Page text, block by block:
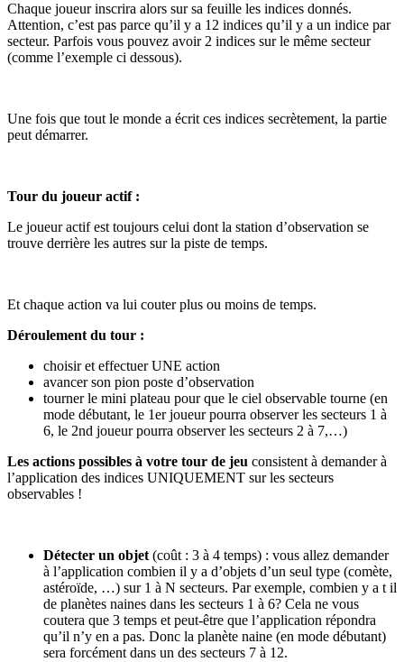
Chaque joueur inscrira alors sur sa feuille les indices donnés.
Attention, c’est pas parce qu’il y a 12 indices qu’il y a un indice par
secteur. Parfois vous pouvez avoir 2 indices sur le même secteur
(comme l’exemple ci dessous).
Une fois que tout le monde a écrit ces indices secrètement, la partie
peut démarrer.
Tour du joueur actif :
Le joueur actif est toujours celui dont la station d’observation se
trouve derrière les autres sur la piste de temps.
Et chaque action va lui couter plus ou moins de temps.
Déroulement du tour :
choisir et effectuer UNE action
avancer son pion poste d’observation
tourner le mini plateau pour que le ciel observable tourne (en
mode débutant, le 1er joueur pourra observer les secteurs 1 à
6, le 2nd joueur pourra observer les secteurs 2 à 7,…)
Les actions possibles à votre tour de jeu consistent à demander à
l’application des indices UNIQUEMENT sur les secteurs
observables !
Détecter un objet (coût : 3 à 4 temps) : vous allez demander
à l’application combien il y a d’objets d’un seul type (comète,
astéroïde, …) sur 1 à N secteurs. Par exemple, combien y a t il
de planètes naines dans les secteurs 1 à 6? Cela ne vous
coutera que 3 temps et peut-être que l’application répondra
qu’il n’y en a pas. Donc la planète naine (en mode débutant)
sera forcément dans un des secteurs 7 à 12.